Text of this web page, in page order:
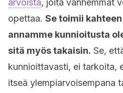
arvoista, joita vanhemmat
opettaa. Se toimii
annamme kunnioitusta
sitä myös takaisin. Se,
kunnioittavasti, ei tarkoita,
itseä ylempiarvoisempana